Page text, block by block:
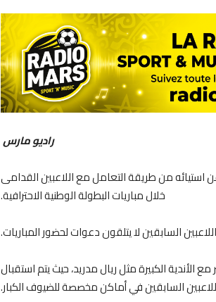
راديو مارس
من طريقة التعامل مع اللاعبين القدامى
خلال مباريات البطولة الوطنية الاحترافية.
السابقين لا يتلقون دعوات لحضور المباريات.
الأندية الكبيرة مثل ريال مدريد، حيث يتم استقبال
السابقين في أماكن مخصصة للضيوف الكبار.